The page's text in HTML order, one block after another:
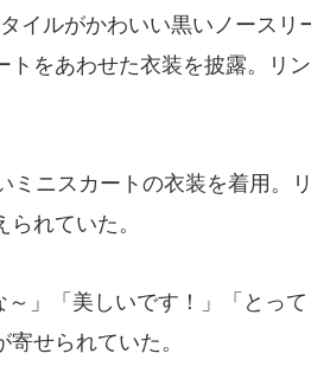
イルがかわいい黒いノースリ
トをあわせた衣装を披露。リ
ニスカートの衣装を着用。
れていた。
」「美しいです！」「とって
せられていた。